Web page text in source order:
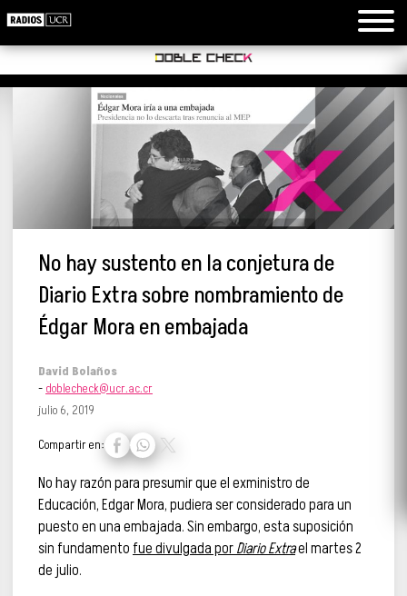
No hay sustento en la conjetura de
Diario Extra sobre nombramiento de
Édgar Mora en embajada
David Bolaños
- doblecheck@ucr.ac.cr
julio 6, 2019
Compartir en:
No hay razón para presumir que el exministro de
Educación, Edgar Mora, pudiera ser considerado para un
puesto en una embajada. Sin embargo, esta suposición
sin fundamentofue divulgada porDiario Extrael martes 2
de julio.